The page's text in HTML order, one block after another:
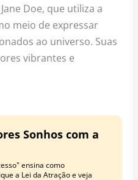
Doe, que utiliza a
meio de expressar
ao universo. Suas
vibrantes e
Sonhos com a
ensina como
a Lei da Atração e veja